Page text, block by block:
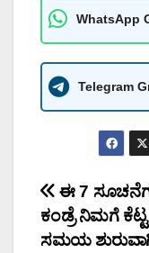
WhatsApp
Telegram
Post
ಈ 7
ಕಂಡ್ರೆ ನಿಮಗೆ ಕೆಟ್ಟ
ಸಮಯ